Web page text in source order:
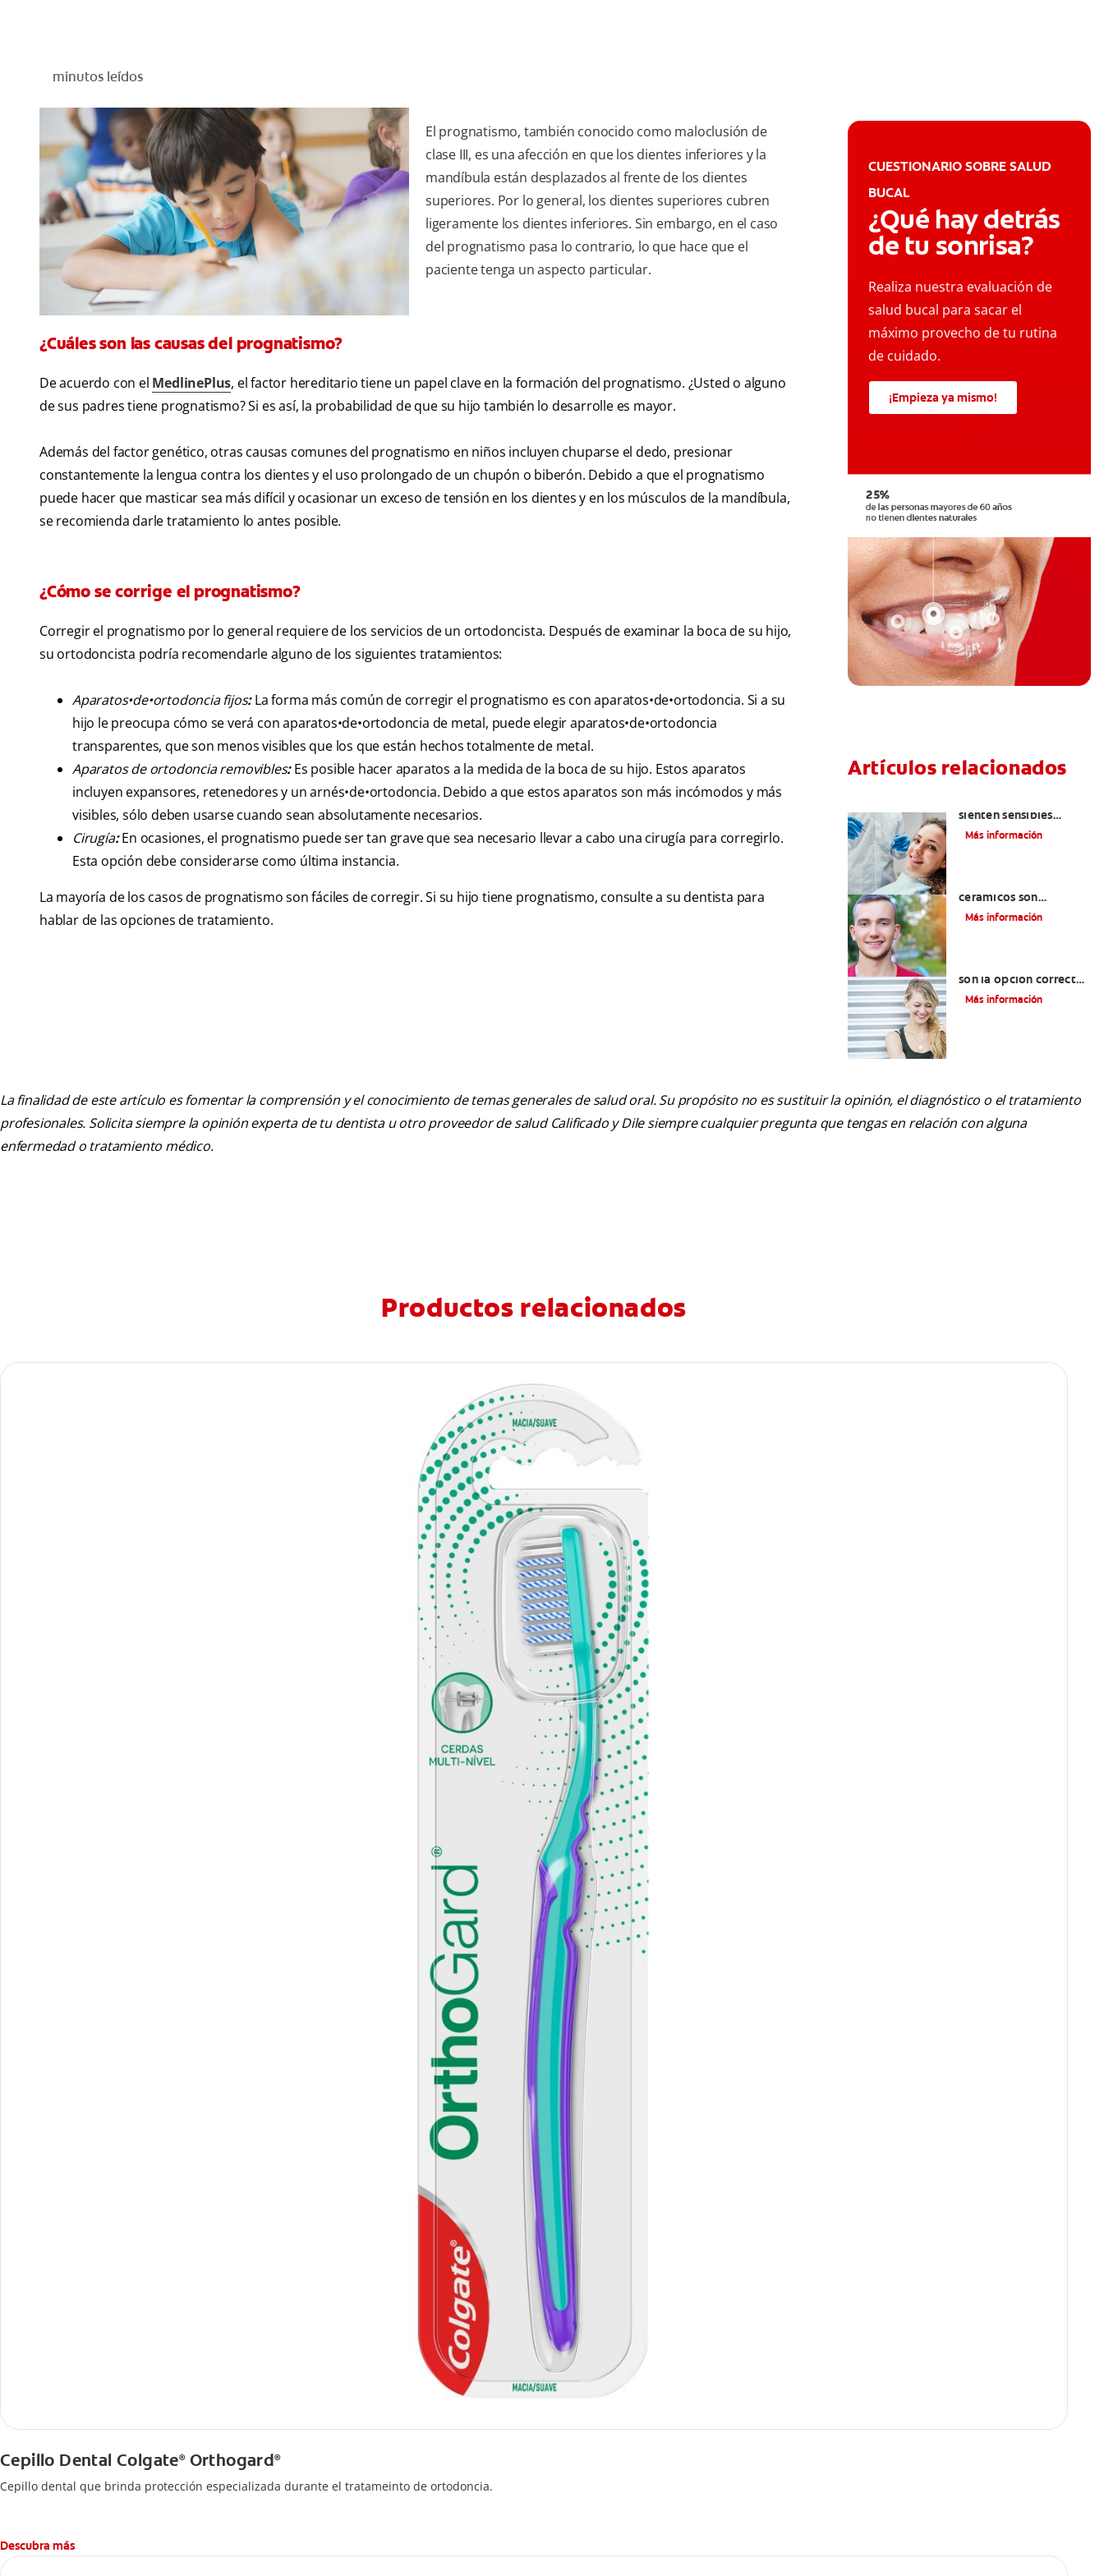
minutos leídos
El prognatismo, también conocido como maloclusión de
clase III, es una afección en que los dientes inferiores y la
mandíbula están desplazados al frente de los dientes
superiores. Por lo general, los dientes superiores cubren
ligeramente los dientes inferiores. Sin embargo, en el caso
del prognatismo pasa lo contrario, lo que hace que el
paciente tenga un aspecto particular.
¿Cuáles son las causas del prognatismo?
De acuerdo con el MedlinePlus, el factor hereditario tiene un papel clave en la formación del prognatismo. ¿Usted o alguno
de sus padres tiene prognatismo? Si es así, la probabilidad de que su hijo también lo desarrolle es mayor.
Además del factor genético, otras causas comunes del prognatismo en niños incluyen chuparse el dedo, presionar
constantemente la lengua contra los dientes y el uso prolongado de un chupón o biberón. Debido a que el prognatismo
puede hacer que masticar sea más difícil y ocasionar un exceso de tensión en los dientes y en los músculos de la mandíbula,
se recomienda darle tratamiento lo antes posible.
¿Cómo se corrige el prognatismo?
Corregir el prognatismo por lo general requiere de los servicios de un ortodoncista. Después de examinar la boca de su hijo,
su ortodoncista podría recomendarle alguno de los siguientes tratamientos:
Aparatos•de•ortodoncia fijos:La forma más común de corregir el prognatismo es con aparatos•de•ortodoncia. Si a su
hijo le preocupa cómo se verá con aparatos•de•ortodoncia de metal, puede elegir aparatos•de•ortodoncia
transparentes, que son menos visibles que los que están hechos totalmente de metal.
Aparatos de ortodoncia removibles:Es posible hacer aparatos a la medida de la boca de su hijo. Estos aparatos
incluyen expansores, retenedores y un arnés•de•ortodoncia. Debido a que estos aparatos son más incómodos y más
visibles, sólo deben usarse cuando sean absolutamente necesarios.
Cirugía:En ocasiones, el prognatismo puede ser tan grave que sea necesario llevar a cabo una cirugía para corregirlo.
Esta opción debe considerarse como última instancia.
La mayoría de los casos de prognatismo son fáciles de corregir. Si su hijo tiene prognatismo, consulte a su dentista para
hablar de las opciones de tratamiento.
CUESTIONARIO SOBRE SALUD
BUCAL
¿Qué hay detrás
de tu sonrisa?
Realiza nuestra evaluación de
salud bucal para sacar el
máximo provecho de tu rutina
de cuidado.
¡Empieza ya mismo!
Artículos relacionados
sienten sensibles
después de una
Más información
cerámicos son
adecuados para usted?
Más información
son la opción correcta
para usted?
Más información
La finalidad de este artículo es fomentar la comprensión y el conocimiento de temas generales de salud oral. Su propósito no es sustituir la opinión, el diagnóstico o el tratamiento
profesionales. Solicita siempre la opinión experta de tu dentista u otro proveedor de salud Calificado y Dile siempre cualquier pregunta que tengas en relación con alguna
enfermedad o tratamiento médico.
Productos relacionados
Cepillo Dental Colgate®Orthogard®
Cepillo dental que brinda protección especializada durante el tratameinto de ortodoncia.
Descubra más